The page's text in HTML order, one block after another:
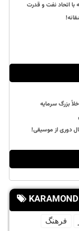
با اتحاد نفت و قدرت
بزرگ سرمایه
دوری از موسیقی!
فرهنگ